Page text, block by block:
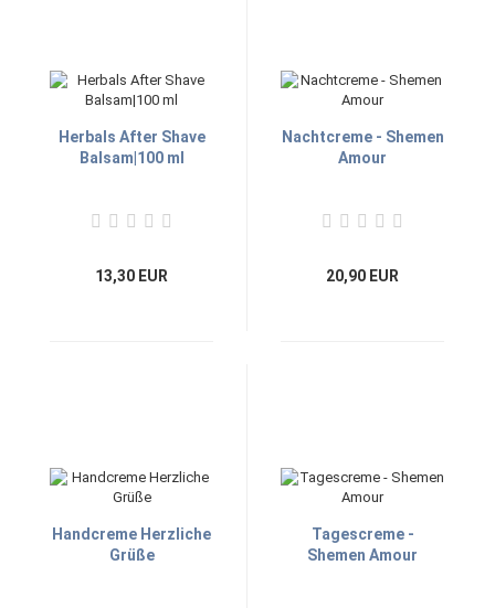
Herbals After Shave
Balsam|100 ml
13,30 EUR
Nachtcreme - Shemen
Amour
20,90 EUR
Handcreme Herzliche
Grüße
Tagescreme -
Shemen Amour